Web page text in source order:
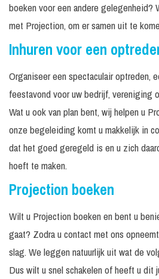
boeken voor een andere gelegenheid?
met Projection, om er samen uit te
Inhuren voor een
Organiseer een spectaculair optreden,
feestavond voor uw bedrijf, vereniging
Wat u ook van plan bent, wij helpen u
onze begeleiding komt u makkelijk in
dat het goed geregeld is en u zich
hoeft te maken.
Projection boeken
Wilt u Projection boeken en bent u
gaat? Zodra u contact met ons
slag. We leggen natuurlijk uit wat de
Dus wilt u snel schakelen of heeft u dit